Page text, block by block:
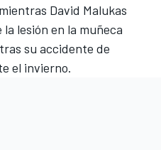
David Malukas
lesión en la muñeca
su accidente de
el invierno.